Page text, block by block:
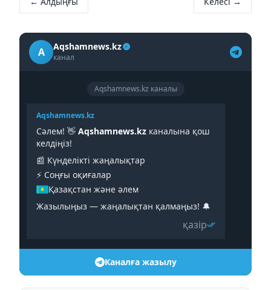
A Aqshamnews.kz
канал
Aqshamnews.kz каналы
Aqshamnews.kz
Сәлем! 👋 Aqshamnews.kz каналына қош
келдіңіз!
📰 Күнделікті жаңалықтар
⚡️ Соңғы оқиғалар
Қазақстан және әлем
Жазылыңыз — жаңалықтан қалмаңыз! 🔔
қазір
Каналға жазылу